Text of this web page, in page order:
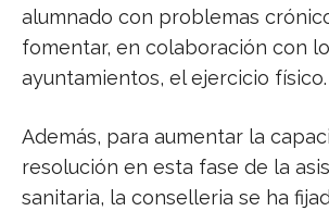
alumnado con problemas
fomentar, en colaboración con
ayuntamientos, el ejercicio físico.
Además, para aumentar la
resolución en esta fase de la
sanitaria, la conselleria se ha